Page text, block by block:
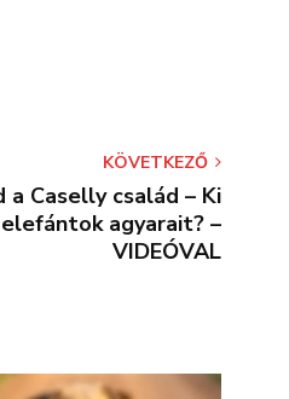
KÖVETKEZŐ
a Caselly család – Ki
agyarait? –
VIDEÓVAL